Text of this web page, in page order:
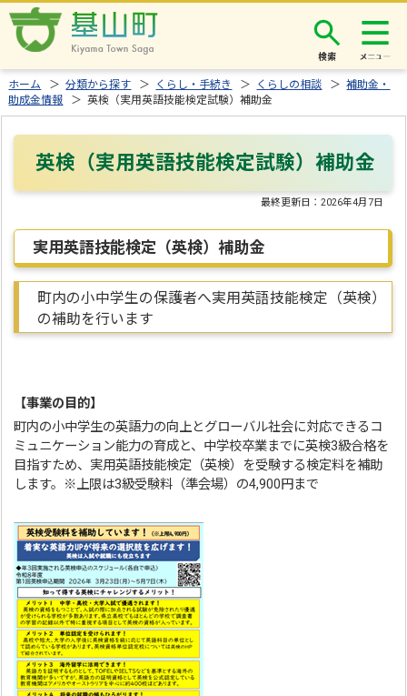
検索
ホーム ＞分類から探す ＞ くらし・手続き ＞ くらしの相談 ＞補助金・
助成金情報 ＞ 英検（実用英語技能検定試験）補助金
英検（実用英語技能検定試験）補助金
最終更新日：2026年4月7日
実用英語技能検定（英検）補助金
町内の小中学生の保護者へ実用英語技能検定（英検）
の補助を行います
【事業の目的】
町内の小中学生の英語力の向上とグローバル社会に対応できるコ
ミュニケーション能力の育成と、中学校卒業までに英検3級合格を
目指すため、実用英語技能検定（英検）を受験する検定料を補助
します。※上限は3級受験料（準会場）の4,900円まで